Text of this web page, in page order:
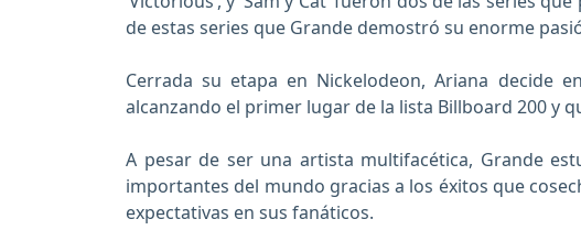
de estas series que Grande demostró su enorme
Cerrada su etapa en Nickelodeon, Ariana decide
alcanzando el primer lugar de la lista Billboard 200 y
A pesar de ser una artista multifacética, Grande
importantes del mundo gracias a los éxitos que
expectativas en sus fanáticos.